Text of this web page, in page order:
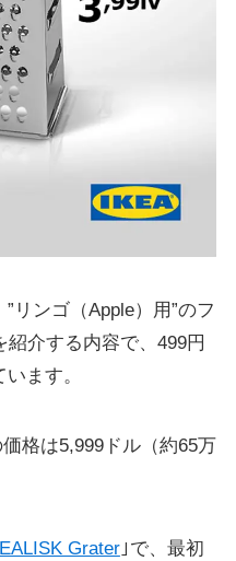
リンゴ（Apple）用”のフ
介する内容で、499円
ます。
格は5,999ドル（約65万
Grater｣で、最初